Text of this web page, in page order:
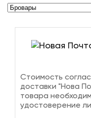
Стоимость
доставки "Нова
товара
удостоверение